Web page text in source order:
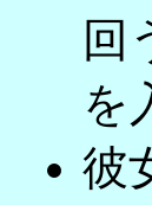
回
を
彼